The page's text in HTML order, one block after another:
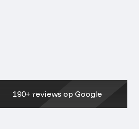
190+ reviews op Google